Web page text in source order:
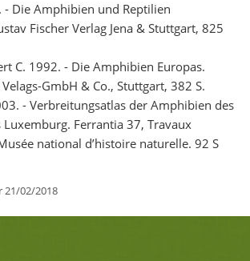
- Die Amphibien und Reptilien
Fischer Verlag Jena & Stuttgart, 825
C. 1992. - Die Amphibien Europas.
GmbH & Co., Stuttgart, 382 S.
- Verbreitungsatlas der Amphibien des
Ferrantia 37, Travaux
national d’histoire naturelle. 92 S
21/02/2018